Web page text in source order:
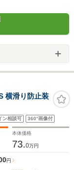
横滑り防止装
ン相談可 360°画像付
本体価格
73.0万円
円